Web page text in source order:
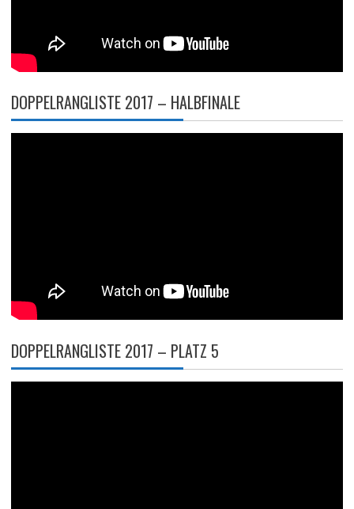
DOPPELRANGLISTE 2017 – HALBFINALE
DOPPELRANGLISTE 2017 – PLATZ 5